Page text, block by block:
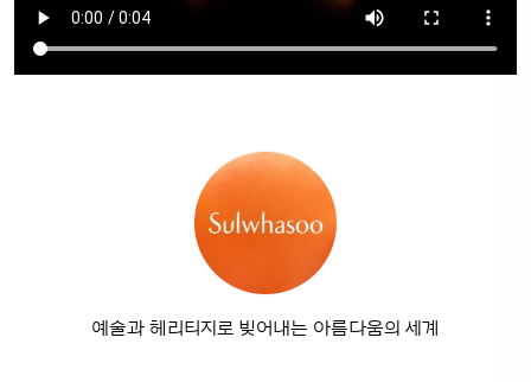
예술과 헤리티지로 빚어내는 아름다움의 세계